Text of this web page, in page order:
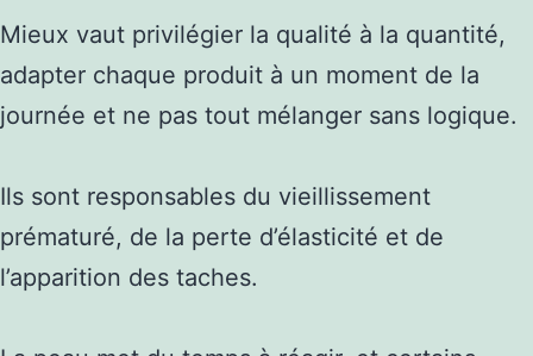
Mieux vaut privilégier la qualité à la quantité,
adapter chaque produit à un moment de la
journée et ne pas tout mélanger sans logique.
Ils sont responsables du vieillissement
prématuré, de la perte d’élasticité et de
l’apparition des taches.